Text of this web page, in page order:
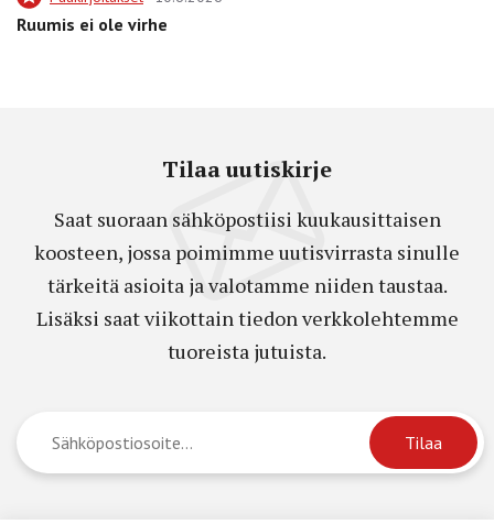
Ruumis ei ole virhe
Tilaa uutiskirje
Saat suoraan sähköpostiisi kuukausittaisen
koosteen, jossa poimimme uutisvirrasta sinulle
tärkeitä asioita ja valotamme niiden taustaa.
Lisäksi saat viikottain tiedon verkkolehtemme
tuoreista jutuista.